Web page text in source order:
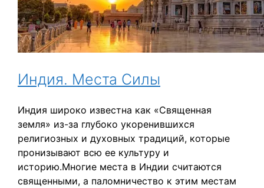
Индия. Места Силы
Индия широко известна как «Священная
земля» из-за глубоко укоренившихся
религиозных и духовных традиций, которые
пронизывают всю ее культуру и
историю.Многие места в Индии считаются
священными, а паломничество к этим местам